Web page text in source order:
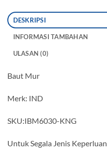
DESKRIPSI
INFORMASI TAMBAHAN
ULASAN (0)
Baut Mur
Merk: IND
SKU:IBM6030-KNG
Untuk Segala Jenis Keperluan